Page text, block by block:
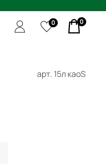
0 0
арт. 15л каоS